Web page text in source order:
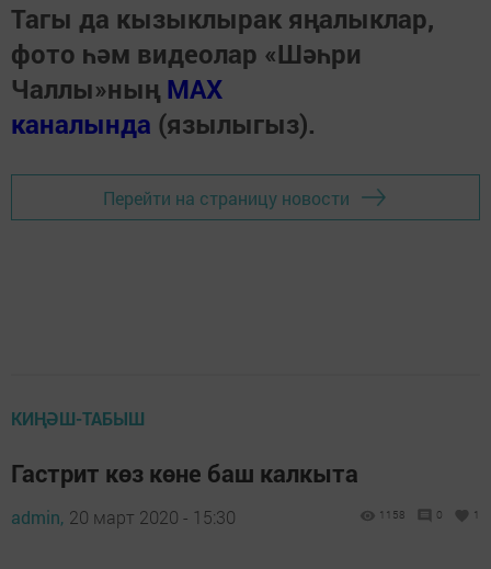
Тагы да кызыклырак яңалыклар,
фото һәм видеолар «Шәһри
Чаллы»ның MAX
каналында (язылыгыз).
Перейти на страницу новости
КИҢӘШ-ТАБЫШ
Гастрит көз көне баш калкыта
admin, 20 март 2020 - 15:30 1158 0 1